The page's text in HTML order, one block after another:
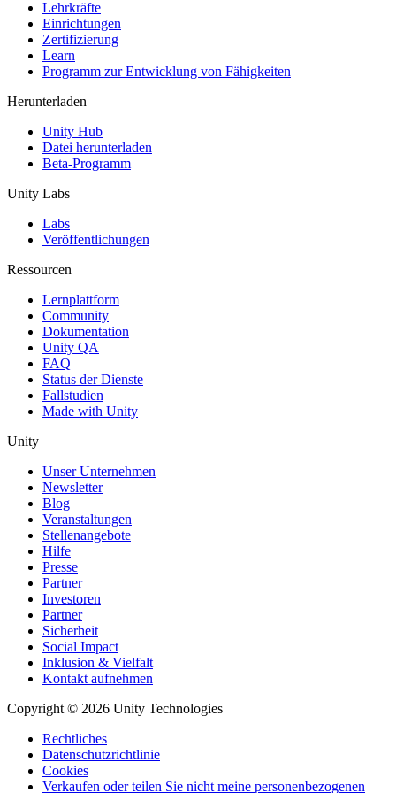
XR-Spiele
XR-Spiele plattformübergreifend starten
Multiplayer-Spiele
Vereinfachte Entwicklung von Multiplayer-Spielen
Lehrkräfte
Einrichtungen
Zertifizierung
Learn
Programm zur Entwicklung von Fähigkeiten
Herunterladen
Unity Hub
Datei herunterladen
Beta-Programm
Unity Labs
Labs
Veröffentlichungen
Ressourcen
Lernplattform
Community
Dokumentation
Unity QA
FAQ
Status der Dienste
Fallstudien
Made with Unity
Unity
Unser Unternehmen
Newsletter
Blog
Veranstaltungen
Stellenangebote
Hilfe
Presse
Partner
Investoren
Partner
Sicherheit
Social Impact
Inklusion & Vielfalt
Kontakt aufnehmen
Copyright © 2026 Unity Technologies
Rechtliches
Datenschutzrichtlinie
Cookies
Verkaufen oder teilen Sie nicht meine personenbezogenen